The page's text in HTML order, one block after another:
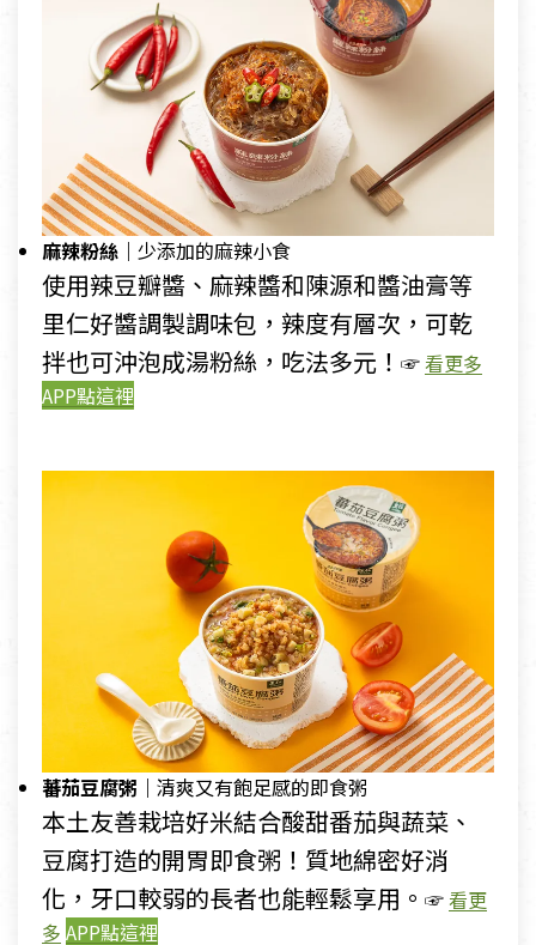
麻辣粉絲｜ 少添加的麻辣小食
使用辣豆瓣醬、麻辣醬和陳源和醬油膏等
里仁好醬調製調味包，辣度有層次，可乾
拌也可沖泡成湯粉絲，吃法多元！ ☞看更多
APP點這裡
蕃茄豆腐粥｜ 清爽又有飽足感的即食粥
本土友善栽培好米結合酸甜番茄與蔬菜、
豆腐打造的開胃即食粥！質地綿密好消
化，牙口較弱的長者也能輕鬆享用。 ☞看更
多 APP點這裡